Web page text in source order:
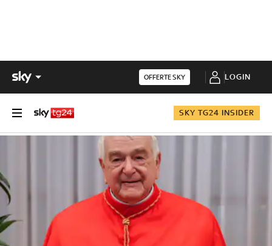
OFFERTE SKY LOGIN
SKY TG24 INSIDER